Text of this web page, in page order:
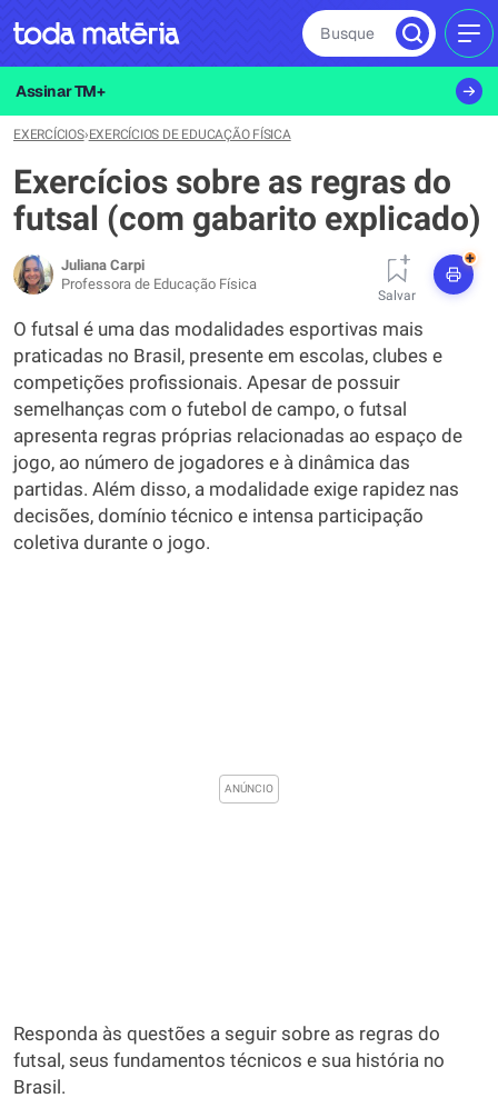
Busque
Assinar TM+
EXERCÍCIOS›EXERCÍCIOS DE EDUCAÇÃO FÍSICA
Exercícios sobre as regras do
futsal (com gabarito explicado)
Juliana Carpi
Professora de Educação Física
Salvar
+
O futsal é uma das modalidades esportivas mais
praticadas no Brasil, presente em escolas, clubes e
competições profissionais. Apesar de possuir
semelhanças com o futebol de campo, o futsal
apresenta regras próprias relacionadas ao espaço de
jogo, ao número de jogadores e à dinâmica das
partidas. Além disso, a modalidade exige rapidez nas
decisões, domínio técnico e intensa participação
coletiva durante o jogo.
Responda às questões a seguir sobre as regras do
futsal, seus fundamentos técnicos e sua história no
Brasil.